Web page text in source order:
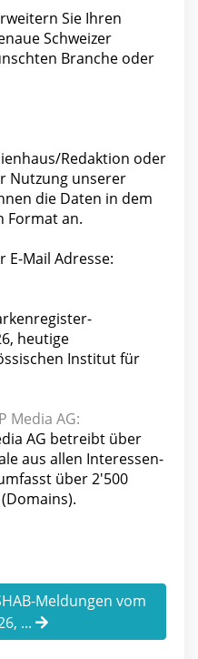
Sie Ihren
Schweizer
Branche oder
Redaktion oder
Nutzung unserer
die Daten in dem
Format an.
Mail Adresse:
heutige
Institut für
Media AG:
AG betreibt über
aus allen Interessen-
über 2'500
Meldungen vom
...